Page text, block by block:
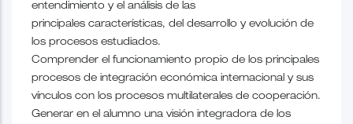
entendimiento y el análisis de las
principales características, del desarrollo y evolución de
los procesos estudiados.
Comprender el funcionamiento propio de los principales
procesos de integración económica internacional y sus
vínculos con los procesos multilaterales de cooperación.
Generar en el alumno una visión integradora de los